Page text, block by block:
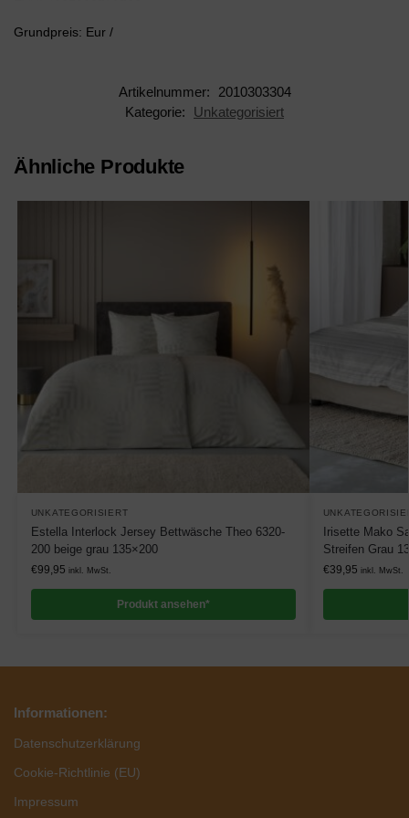
Grundpreis: Eur /
Artikelnummer:
2010303304
Kategorie:
Unkategorisiert
Ähnliche Produkte
UNKATEGORISIERT
Estella Interlock Jersey Bettwäsche Theo 6320-
200 beige grau 135×200
€99,95 inkl. MwSt.
Produkt ansehen*
Irisette Mako
Streifen Grau
€39,95 inkl. MwSt.
Informationen:
Datenschutzerklärung
Cookie-Richtlinie (EU)
Impressum